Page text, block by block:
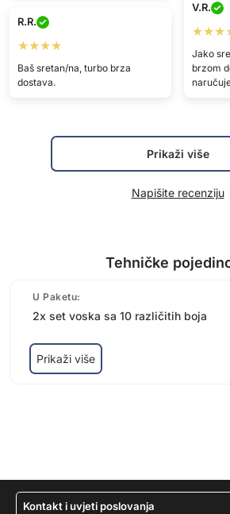
V.R.
Jako
brzom
R.R.
★★★★
Baš sretan/na, turbo brza
dostava.
Prikaži više
Napišite recenziju
Tehničke
U Paketu:
2x set voska sa 10 različitih boja
Prikaži više
Kontakt i uvjeti poslovanja